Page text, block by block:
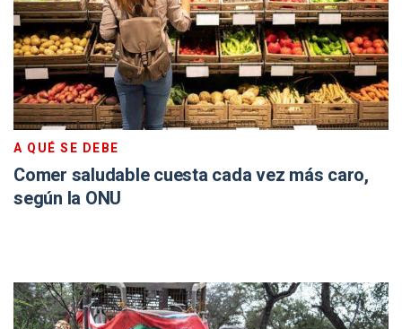
A QUÉ SE DEBE
Comer saludable cuesta cada vez más caro,
según la ONU